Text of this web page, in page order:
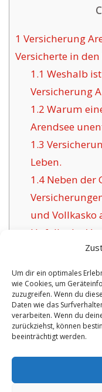
Um dir ein optimales
wie Cookies, um
zuzugreifen. Wenn du
Daten wie das
verarbeiten. Wenn du
zurückziehst, können
beeinträchtigt werden.
1 Versicherung
Versicherte in
1.1 Weshalb
Versicherung
1.2 Warum
Arendsee
1.3
Leben.
1.4Neben der
und Vollkasko
Unfall oder
Das
1.6Vorteile
1.6.1
Zertifikat:
No tags for this